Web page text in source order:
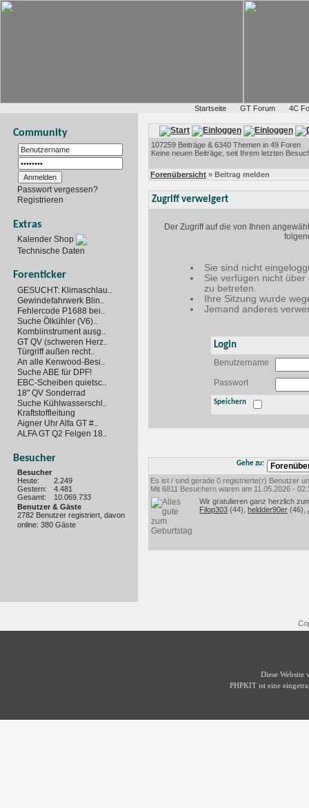
Startseite GT Forum 4C
Community
Passwort vergessen?
Registrieren
Extras
Kalender Shop
Technische Daten
Forenticker
GESUCHT: Klimaschlau..
Gewindefahrwerk Blin..
Fehlercode P1688 bei..
Suche Ölkühler (V6)..
Kombiinstrument ausg..
GT QV (schweren Herz..
Türgriff außen recht..
An alle Kenwood-Besi..
Suche ABE für DPF!
EBC-Scheiben quietsc..
18" QV Sonderrad
Suche Kühlwasserschl..
Kraftstoffleitung
Aigner Uhr Alfa GT #..
ALFA GT Q2 Felgen 18..
Besucher
Besucher
Heute:
2.249
Gestern:
4.481
Gesamt:
10.069.733
Benutzer & Gäste
2782 Benutzer registriert, davon
online: 380 Gäste
107259 Beiträge & 6340 Themen in 49 Foren
Keine neuen Beiträge, seit Ihrem letzten
Forenübersicht » Beitrag melden
Zugriff verweigert
Der Zugriff auf die von Ihnen
Sie sind nicht
Sie verfügen nicht
zu betreten.
Ihre Sitzung wurde
Jemand anderes
Login
Benutzername
Passwort
Speichern
Gehe zu:
Es ist / sind gerade 0 registrierte(r) Benutzer
Mit 6811 Besuchern waren am 11.05.2026 -
Wir gratulieren ganz herzlich
Filop303 (44), heldder90er (46),
Diese Website
PHPKIT ist eine